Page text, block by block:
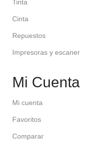
Tinta
Cinta
Repuestos
Impresoras y escaner
Mi Cuenta
Mi cuenta
Favoritos
Comparar